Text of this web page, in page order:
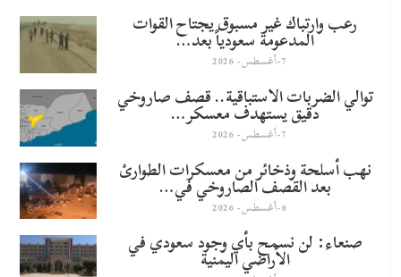
رعب وارتباك غير مسبوق يجتاح القوات
المدعومة سعودياً بعد…
7-أغسطس- 2026
توالي الضربات الاستباقية.. قصف صاروخي
دقيق يستهدف معسكر…
7-أغسطس- 2026
نهب أسلحة وذخائر من معسكرات الطوارئ
بعد القصف الصاروخي في…
6-أغسطس- 2026
صنعاء: لن نسمح بأي وجود سعودي في
الأراضي اليمنية